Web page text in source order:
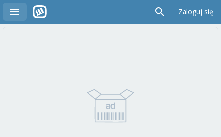
Zaloguj się